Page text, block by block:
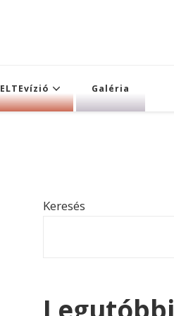
ELTEvízió Galéria
Keresés